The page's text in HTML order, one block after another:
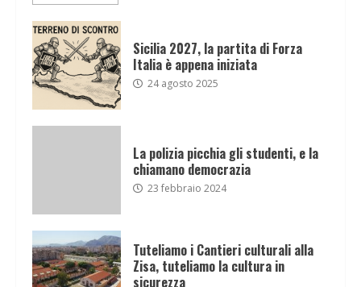
Sicilia 2027, la partita di Forza
Italia è appena iniziata
24 agosto 2025
La polizia picchia gli studenti, e la
chiamano democrazia
23 febbraio 2024
Tuteliamo i Cantieri culturali alla
Zisa, tuteliamo la cultura in
sicurezza